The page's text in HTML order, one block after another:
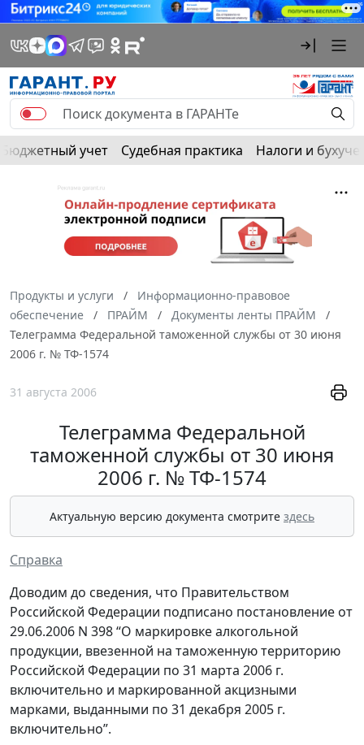
Бюджетный учет Судебная практика Налоги и
Продукты и услуги
Информационно-правовое
обеспечение
ПРАЙМ
Документы ленты ПРАЙМ
Телеграмма Федеральной таможенной службы от 30 июня
2006 г. № ТФ-1574
31 августа 2006
Телеграмма Федеральной
таможенной службы от 30 июня
2006 г. № ТФ-1574
Актуальную версию документа смотрите здесь
Справка
Доводим до сведения, что Правительством
Российской Федерации подписано постановление от
29.06.2006 N 398 “О маркировке алкогольной
продукции, ввезенной на таможенную территорию
Российской Федерации по 31 марта 2006 г.
включительно и маркированной акцизными
марками, выданными по 31 декабря 2005 г.
включительно”.